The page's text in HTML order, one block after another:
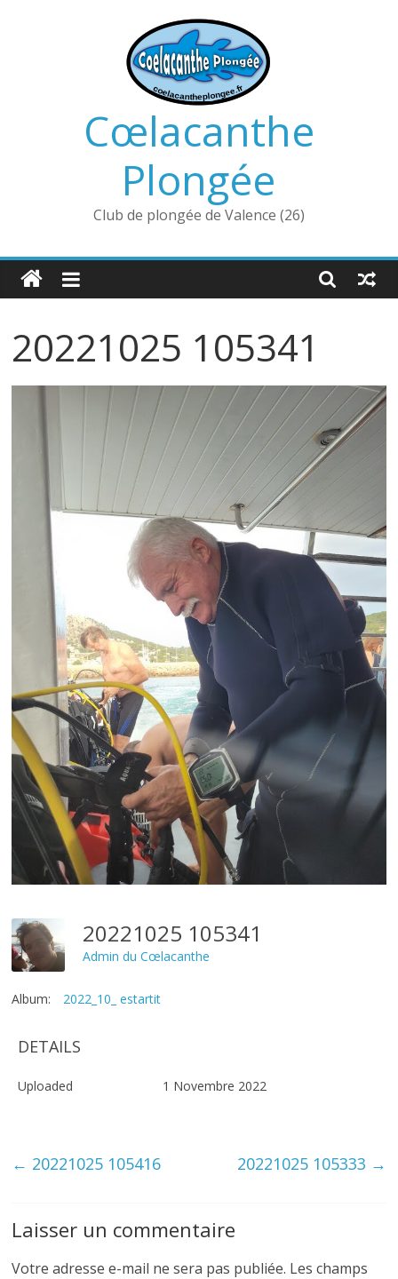
Cœlacanthe
Plongée
Club de plongée de Valence (26)
20221025 105341
20221025 105341
Admin du Cœlacanthe
Album: 2022_10_ estartit
DETAILS
Uploaded 1 Novembre 2022
← 20221025 105416 20221025 105333 →
Laisser un commentaire
Votre adresse e-mail ne sera pas publiée. Les champs